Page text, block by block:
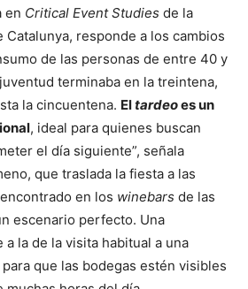
en Critical Event Studies de la
responde a los cambios
de las personas de entre 40 y
terminaba en la treintena,
la cincuentena. Eltardeoes un
, ideal para quienes buscan
el día siguiente”, señala
que traslada la fiesta a las
en los winebars de las
escenario perfecto. Una
la de la visita habitual a una
que las bodegas estén visibles